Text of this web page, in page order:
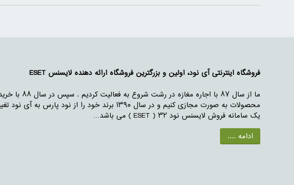
فروشگاه اینترنتی آی نود، اولین و بزرگترین فروشگاه ارائه دهنده لایسنس ESET
محصولات به صورت مجازی کنیم و در سال ۱۳۹۰ برند
یک سامانه فروش لایسنس نود ۳۲ ( ESET ) می باشد…
ادامه ....